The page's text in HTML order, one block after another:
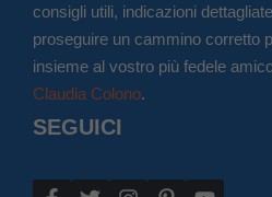
consigli utili, indicazioni
proseguire un cammino corretto
insieme al vostro più fedele
Claudia Colono.
SEGUICI